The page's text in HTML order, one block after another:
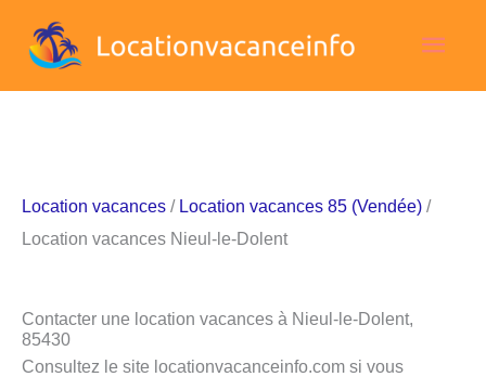
Location vacances / Location vacances 85 (Vendée) /
Location vacances Nieul-le-Dolent
Contacter une location vacances à Nieul-le-Dolent,
85430
Consultez le site locationvacanceinfo.com si vous